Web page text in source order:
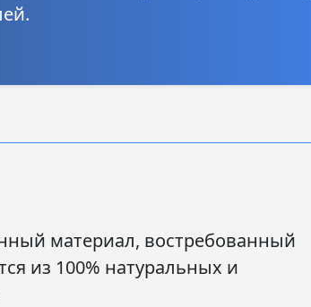
материал, востребованный
из 100% натуральных и